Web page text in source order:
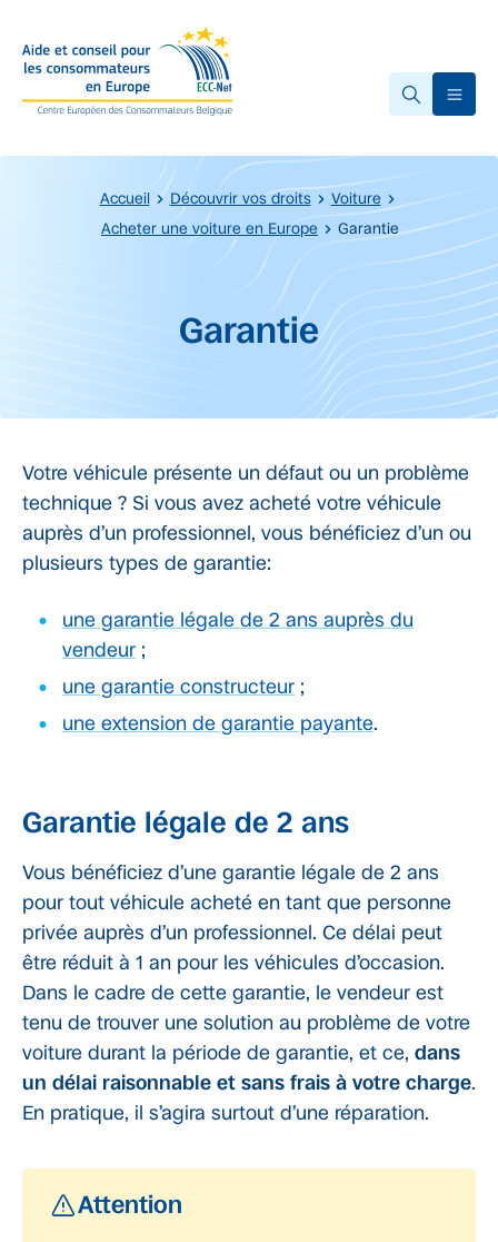
Accueil Découvrir vos droits
Voiture
Acheter une voiture en Europe
Garantie
Début du contenu principal.
Garantie
Votre véhicule présente un défaut ou un problème
technique ? Si vous avez acheté votre véhicule
auprès d’un professionnel, vous bénéficiez d’un ou
plusieurs types de garantie:
une garantie légale de 2 ans auprès du
vendeur ;
une garantie constructeur ;
une extension de garantie payante.
Garantie légale de 2 ans
Vous bénéficiez d’une garantie légale de 2 ans
pour tout véhicule acheté en tant que personne
privée auprès d’un professionnel. Ce délai peut
être réduit à 1 an pour les véhicules d’occasion.
Dans le cadre de cette garantie, le vendeur est
tenu de trouver une solution au problème de votre
voiture durant la période de garantie, et ce, dans
un délai raisonnable et sans frais à votre charge.
En pratique, il s’agira surtout d’une réparation.
Attention